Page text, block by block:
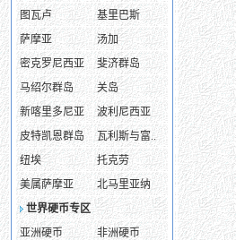
图瓦卢
基里巴斯
萨摩亚
汤加
密克罗尼西亚
斐济群岛
马绍尔群岛
关岛
新喀里多尼亚
波利尼西亚
皮特凯恩群岛
瓦利斯与富..
纽埃
托克劳
美属萨摩亚
北马里亚纳
世界硬币专区
亚洲硬币
非洲硬币